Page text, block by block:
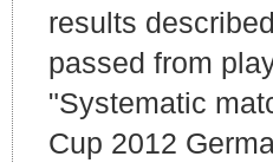
results
passed from
"Systematic
Cup 2012